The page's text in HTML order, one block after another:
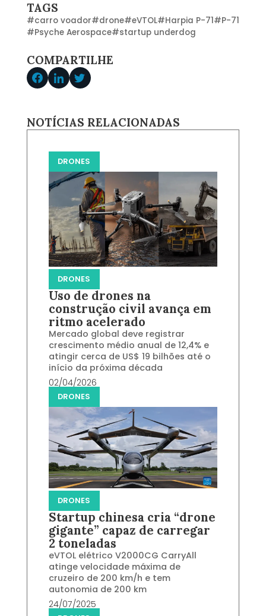
TAGS
#carro voador#drone#eVTOL#Harpia P-71#P-71
#Psyche Aerospace#startup underdog
COMPARTILHE
NOTÍCIAS RELACIONADAS
DRONES
DRONES
Uso de drones na
construção civil avança em
ritmo acelerado
Mercado global deve registrar
crescimento médio anual de 12,4% e
atingir cerca de US$ 19 bilhões até o
início da próxima década
02/04/2026
DRONES
DRONES
Startup chinesa cria “drone
gigante” capaz de carregar
2 toneladas
eVTOL elétrico V2000CG CarryAll
atinge velocidade máxima de
cruzeiro de 200 km/h e tem
autonomia de 200 km
24/07/2025